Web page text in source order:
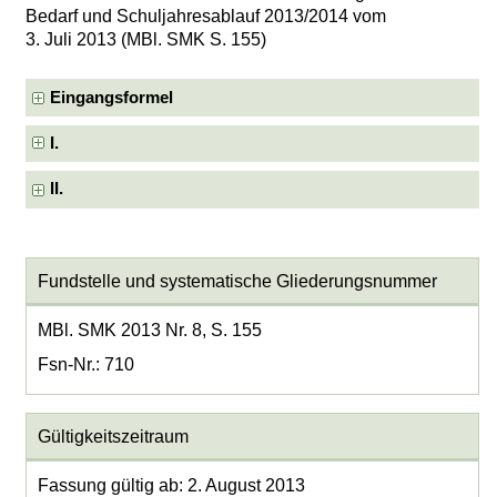
Bedarf und Schuljahresablauf 2013/2014 vom
3. Juli 2013 (MBl. SMK S. 155)
Eingangsformel
I.
II.
Fundstelle und systematische Gliederungsnummer
MBl. SMK 2013 Nr. 8, S. 155
Fsn-Nr.: 710
Gültigkeitszeitraum
Fassung gültig ab: 2. August 2013